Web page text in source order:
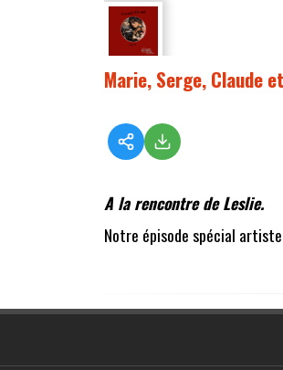
Marie, Serge, Claude
A la rencontre de Leslie.
Notre épisode spécial